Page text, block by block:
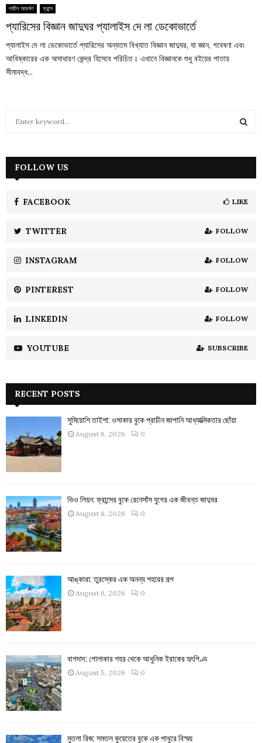
পর্যটন আকর্ষণ ফ্রান্স
প্যারিসের বিজ্ঞান জাদুঘর প্যালাইস দে লা ডেকোভার্তে
প্যালাইস দে লা ডেকোভার্তে প্যারিসের অন্যতম বিখ্যাত বিজ্ঞান জাদুঘর, যা জ্ঞান, গবেষণা এবং
আবিষ্কারের এক অসাধারণ কেন্দ্র হিসেবে পরিচিত। এখানে বিজ্ঞানকে শুধু বইয়ের পাতায়
সীমাবদ্ধ...
h
H
FOLLOW US
FACEBOOK LIKE
TWITTER FOLLOW
INSTAGRAM FOLLOW
PINTEREST FOLLOW
LINKEDIN FOLLOW
YOUTUBE SUBSCRIBE
RECENT POSTS
সুমিয়োশি তাইশা: ওসাকার বুকে প্রাচীন জাপানি আধ্যাত্মিকতার ছোঁয়া
August 6, 2026 0
ভিও লিয়ন: ফ্রান্সের বুকে রেনেসাঁস যুগের এক জীবন্ত জাদুঘর
August 6, 2026 0
আঙ্কারা: তুরস্কের এক অনন্য শহরের গল্প
August 6, 2026 0
বাগদাদ: গোলাকার শহর থেকে আধুনিক ইরাকের হৃৎপিণ্ড
August 5, 2026 0
মুতলা রিজ: সমতল কুয়েতের বুকে এক পাথুরে বিস্ময়